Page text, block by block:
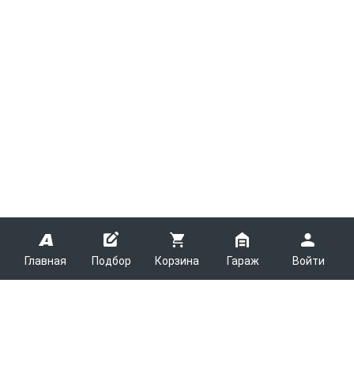
Главная Подбор Корзина Гараж Войти